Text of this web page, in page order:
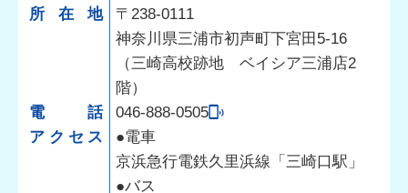
所在地
〒238-0111
神奈川県三浦市初声町下宮田5-16
（三崎高校跡地 ベイシア三浦店2
階）
電話
046-888-0505
アクセス
●電車
京浜急行電鉄久里浜線「三崎口駅」
●バス